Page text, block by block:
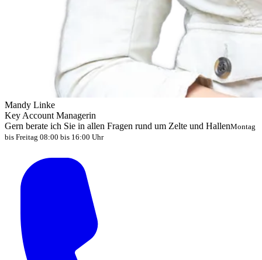
Mandy Linke
Key Account Managerin
Gern berate ich Sie in allen Fragen rund um Zelte und HallenMontag
bis Freitag 08:00 bis 16:00 Uhr